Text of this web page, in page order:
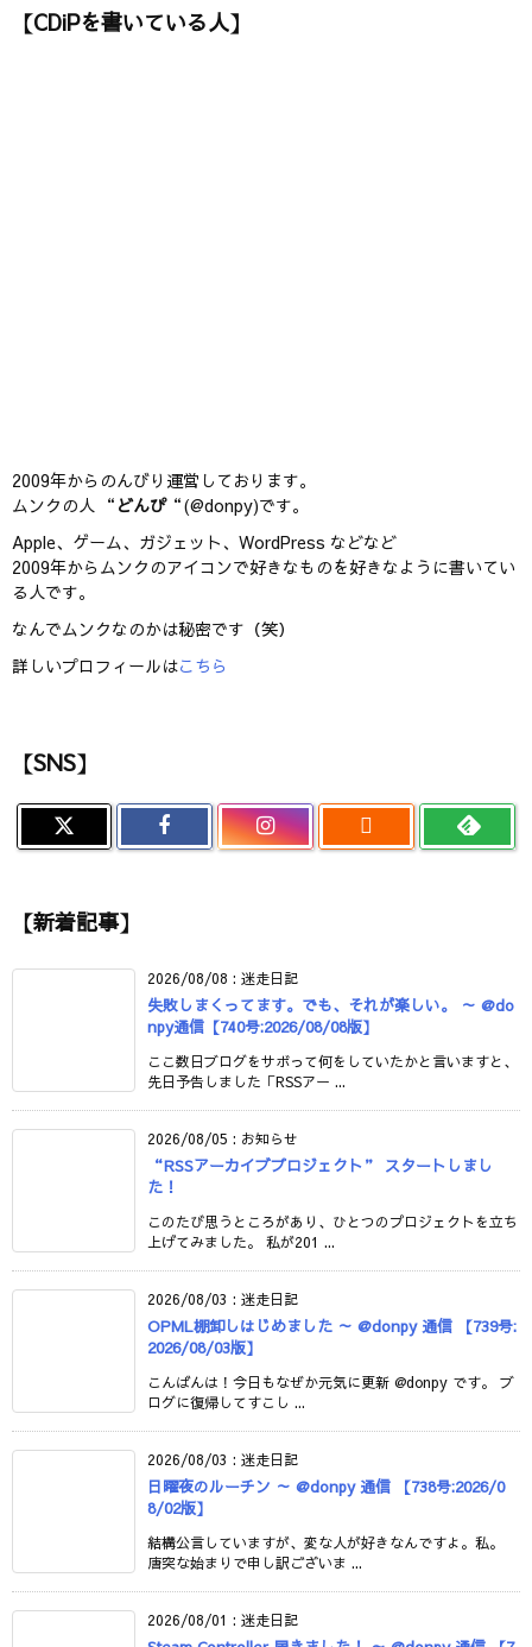
【CDiPを書いている人】
2009年からのんびり運営しております。
ムンクの人 “ どんぴ“(@donpy)です。
Apple、ゲーム、ガジェット、WordPress などなど
2009年からムンクのアイコンで好きなものを好きなように書いてい
る人です。
なんでムンクなのかは秘密です（笑）
詳しいプロフィールはこちら
【SNS】

【新着記事】
2026/08/08 : 迷走日記
失敗しまくってます。でも、それが楽しい。 ～ @do
npy通信【740号:2026/08/08版】
ここ数日ブログをサボって何をしていたかと言いますと、
先日予告しました「RSSアー ...
2026/08/05 : お知らせ
“RSSアーカイブプロジェクト” スタートしまし
た！
このたび思うところがあり、ひとつのプロジェクトを立ち
上げてみました。 私が201 ...
2026/08/03 : 迷走日記
OPML棚卸しはじめました ～ @donpy 通信 【739号:
2026/08/03版】
こんばんは！今日もなぜか元気に更新 @donpy です。 ブ
ログに復帰してすこし ...
2026/08/03 : 迷走日記
日曜夜のルーチン ～ @donpy 通信 【738号:2026/0
8/02版】
結構公言していますが、変な人が好きなんですよ。私。
唐突な始まりで申し訳ございま ...
2026/08/01 : 迷走日記